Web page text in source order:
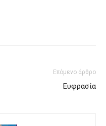
Επόμενο άρθρο
Ευφρασία